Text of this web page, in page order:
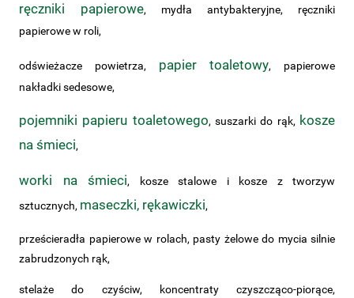
ręczniki papierowe, mydła antybakteryjne, ręczniki
papierowe w roli,
odświeżacze powietrza, papier toaletowy, papierowe
nakładki sedesowe,
pojemniki papieru toaletowego, suszarki do rąk, kosze
na śmieci,
worki na śmieci, kosze stalowe i kosze z tworzyw
sztucznych, maseczki, rękawiczki,
prześcieradła papierowe w rolach, pasty żelowe do mycia silnie
zabrudzonych rąk,
stelaże do czyściw, koncentraty czyszcząco-piorące,